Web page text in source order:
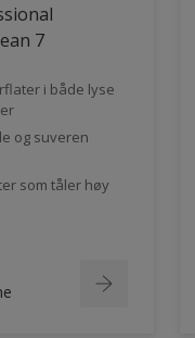
7
i både lyse
og suveren
som tåler høy